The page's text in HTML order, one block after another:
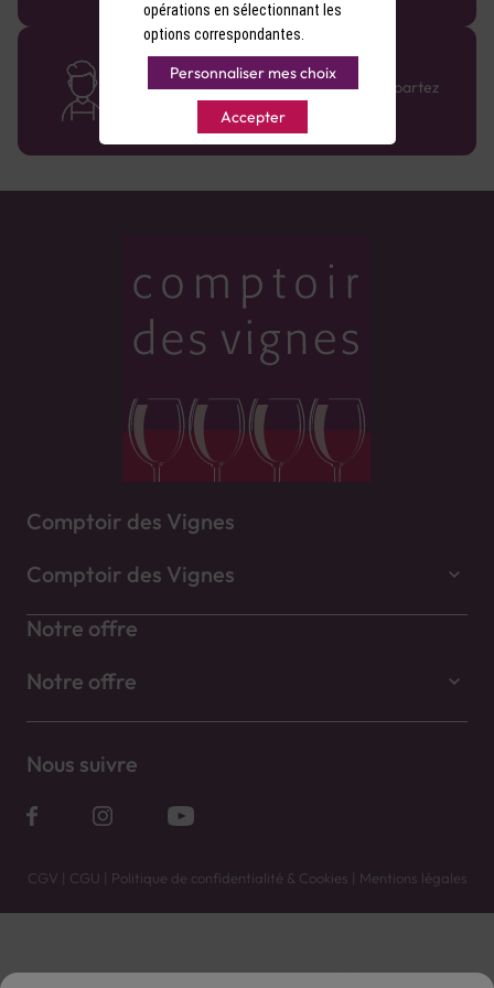
Des cavistes à votre écoute
Bénéficiez de conseils sur-mesure et repartez
avec le sourire :)
Comptoir des Vignes
Comptoir des Vignes
Notre offre
Notre offre
Nous suivre
CGV | CGU | Politique de confidentialité & Cookies | Mentions légales
Vente uniquement en caves. Contactez votre caviste pour plus de renseignements.
opérations en sélectionnant les
options correspondantes.
Personnaliser mes choix
Accepter